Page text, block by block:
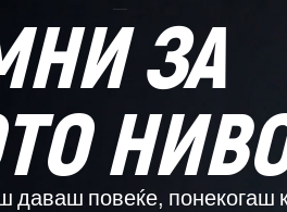
ЗА
даваш повеќе, понекогаш